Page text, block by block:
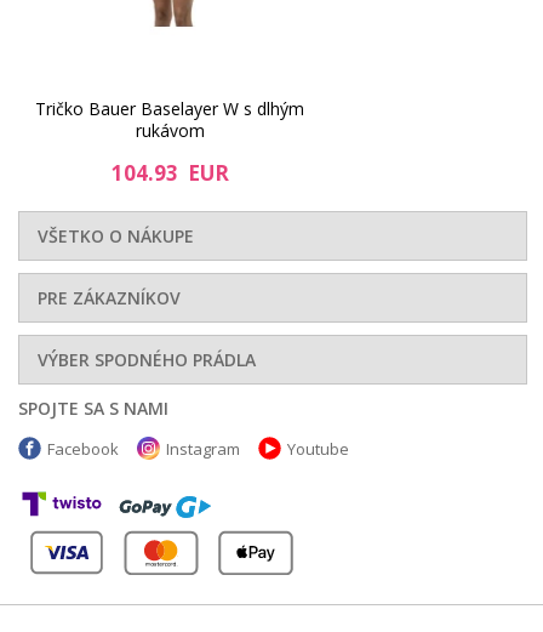
Tričko Bauer Baselayer W s dlhým
rukávom
104.93 EUR
VŠETKO O NÁKUPE
PRE ZÁKAZNÍKOV
VÝBER SPODNÉHO PRÁDLA
SPOJTE SA S NAMI
Facebook Instagram Youtube